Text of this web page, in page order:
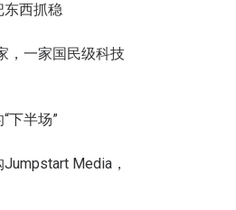
东西抓稳
，一家国民级科技
下半场”
Media，